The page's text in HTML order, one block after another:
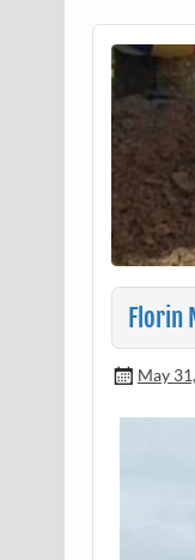
Florin
May